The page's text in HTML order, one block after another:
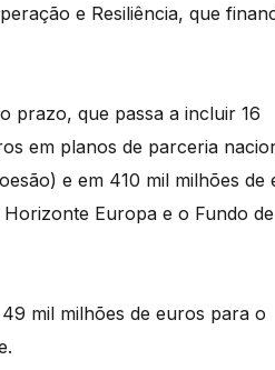
e Resiliência, que
prazo, que passa a incluir 16
em planos de parceria
e em 410 mil milhões de
Europa e o Fundo de
mil milhões de euros para o